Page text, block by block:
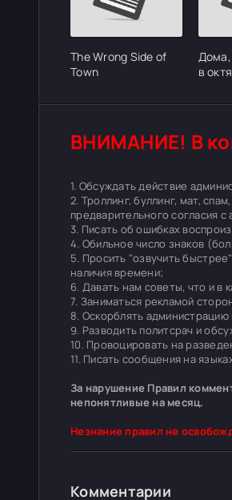
The Wrong Side of
Town
Дома,
в
ВНИМАНИЕ! В
1. Обсуждать действие
2. Троллинг, буллинг, мат,
предварительного согласия
3. Писать об ошибках
4. Обильное число знаков
5. Просить "озвучить
наличия времени;
6. Давать нам советы, что и в
7. Заниматься рекламой
8. Оскорблять администрацию
9. Разводить политсрач и
10. Провоцировать на
11. Писать сообщения на
За нарушение Правил
непонятливые на месяц.
Незнание правил не
Комментарии